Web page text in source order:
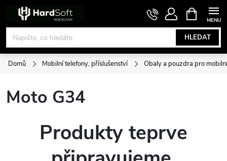
obsah
HLEDAT
NÁKUPNÍ
KOŠÍK
Domů Mobilní telefony, příslušenství Obaly a pouzdra pro
Moto G34
Produkty teprve